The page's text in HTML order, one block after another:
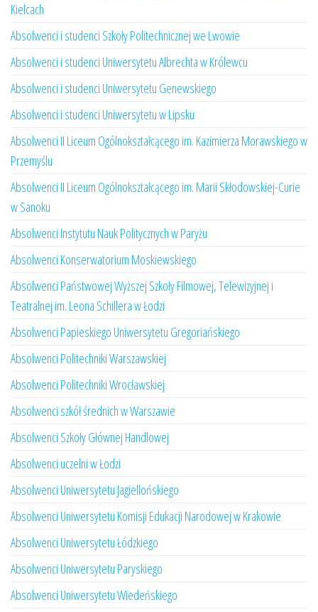
Kielcach
Absolwenci i studenci Szkoły Politechnicznej we Lwowie
Absolwenci i studenci Uniwersytetu Albrechta w Królewcu
Absolwenci i studenci Uniwersytetu Genewskiego
Absolwenci i studenci Uniwersytetu w Lipsku
Absolwenci II Liceum Ogólnokształcącego im. Kazimierza Morawskiego w
Przemyślu
Absolwenci II Liceum Ogólnokształcącego im. Marii Skłodowskiej-Curie
w Sanoku
Absolwenci Instytutu Nauk Politycznych w Paryżu
Absolwenci Konserwatorium Moskiewskiego
Absolwenci Państwowej Wyższej Szkoły Filmowej, Telewizyjnej i
Teatralnej im. Leona Schillera w Łodzi
Absolwenci Papieskiego Uniwersytetu Gregoriańskiego
Absolwenci Politechniki Warszawskiej
Absolwenci Politechniki Wrocławskiej
Absolwenci szkół średnich w Warszawie
Absolwenci Szkoły Głównej Handlowej
Absolwenci uczelni w Łodzi
Absolwenci Uniwersytetu Jagiellońskiego
Absolwenci Uniwersytetu Komisji Edukacji Narodowej w Krakowie
Absolwenci Uniwersytetu Łódzkiego
Absolwenci Uniwersytetu Paryskiego
Absolwenci Uniwersytetu Wiedeńskiego